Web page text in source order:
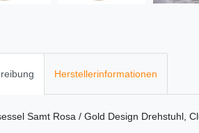
Herstellerinformationen
Samt Rosa / Gold Design Drehstuhl,